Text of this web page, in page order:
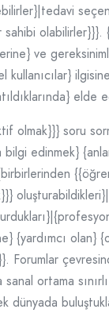
sahibi
ve
kullanıcılar}
elde
olmak}}} soru
edinmek}
{yardımcı olan}
Forumlar
ortama
dünyada